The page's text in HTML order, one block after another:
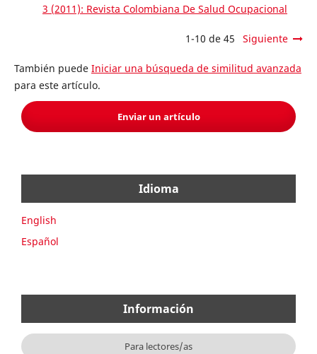
3 (2011): Revista Colombiana De Salud Ocupacional
1-10 de 45 Siguiente
También puede Iniciar una búsqueda de similitud avanzada
para este artículo.
Enviar un artículo
Idioma
English
Español
Información
Para lectores/as